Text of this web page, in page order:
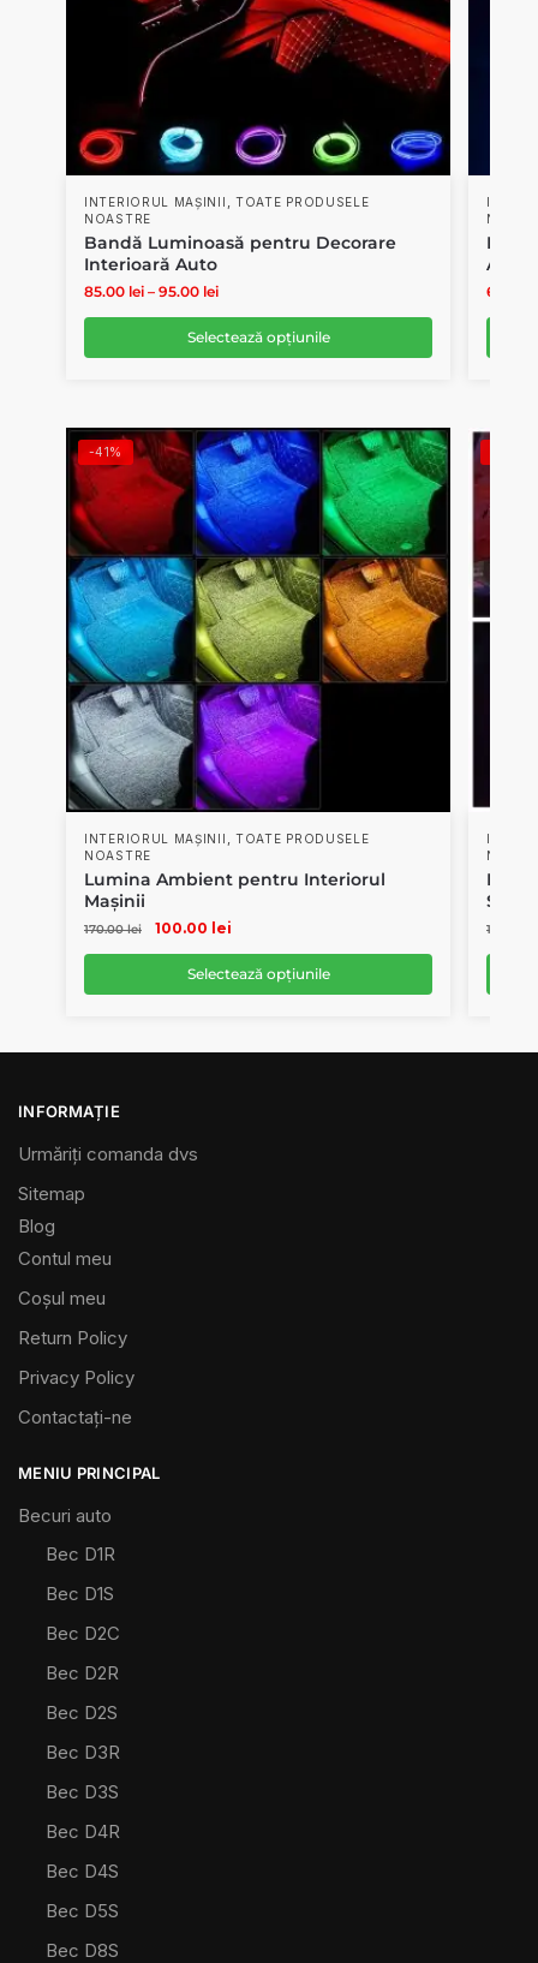
INTERIORUL MAȘINII ,TOATE PRODUSELE
NOASTRE
Bandă Luminoasă pentru Decorare
Interioară Auto
85.00 lei – 95.00 lei
Selectează opțiunile
Mini
Auto
60.00
-41%
INTERIORUL MAȘINII ,TOATE PRODUSELE
NOASTRE
Lumina Ambient pentru Interiorul
Mașinii
170.00lei 100.00 lei
Selectează opțiunile
100.00
INFORMAȚIE
Urmăriți comanda dvs
Sitemap
Blog
Contul meu
Coșul meu
Return Policy
Privacy Policy
Contactaţi-ne
MENIU PRINCIPAL
Becuri auto
Bec D1R
Bec D1S
Bec D2C
Bec D2R
Bec D2S
Bec D3R
Bec D3S
Bec D4R
Bec D4S
Bec D5S
Bec D8S